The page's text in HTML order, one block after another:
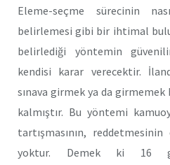
Eleme-seçme sürecinin
belirlemesi gibi bir ihtimal
belirlediği yöntemin
kendisi karar verecektir.
sınava girmek ya da
kalmıştır. Bu yöntemi
tartışmasının,
yoktur. Demek ki 16